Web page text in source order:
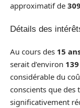
approximatif de
Détails des
Au cours des 15
serait d’environ
considérable du
conscients que des
significativement